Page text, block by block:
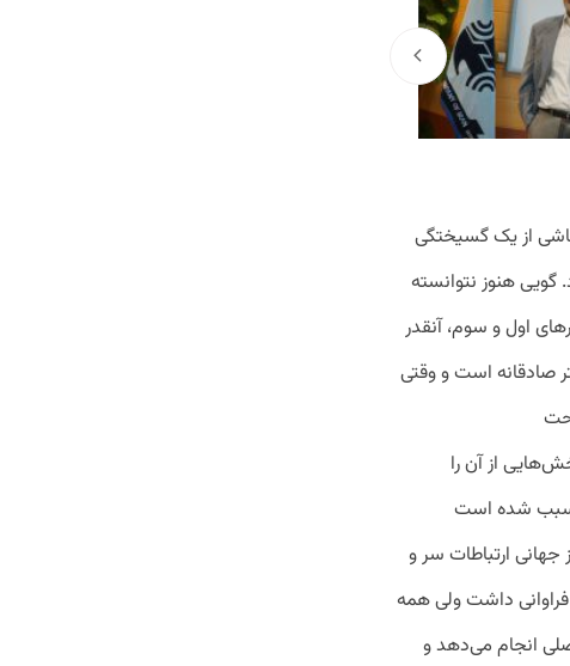
ناشی از یک گسیختگی
هنوز نتوانسته
اول و سوم، آنقدر
صادقانه است و وقتی
از آن را
سبب شده است
ارتباطات سر و
داشت ولی همه
انجام می‌دهد و